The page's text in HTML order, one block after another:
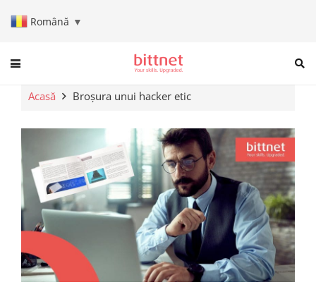
Română ▼
When autocomplete results
Acasă Broșura unui hacker etic